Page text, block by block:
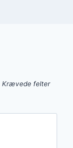
Krævede felter